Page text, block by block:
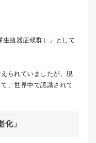
生殖器症候群）」として
られていましたが、現
、世界中で認識されて
」